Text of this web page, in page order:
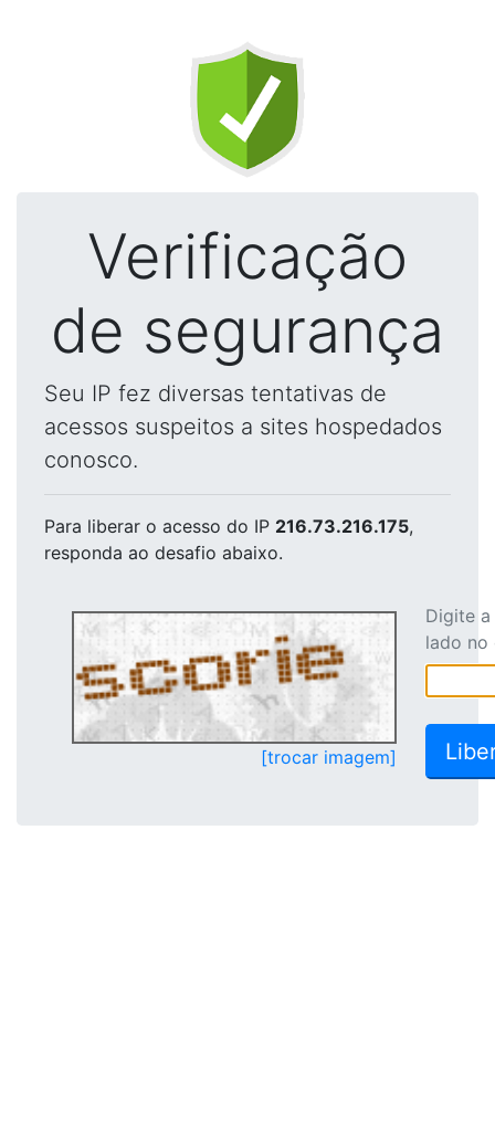
Verificação
de segurança
Seu IP fez diversas tentativas de
acessos suspeitos a sites hospedados
conosco.
Para liberar o acesso do IP 216.73.216.175,
responda ao desafio abaixo.
[trocar imagem]
Digite
lado no